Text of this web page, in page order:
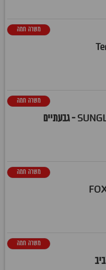
משרה חמה
משרה חמה
משרה חמה
משרה חמה